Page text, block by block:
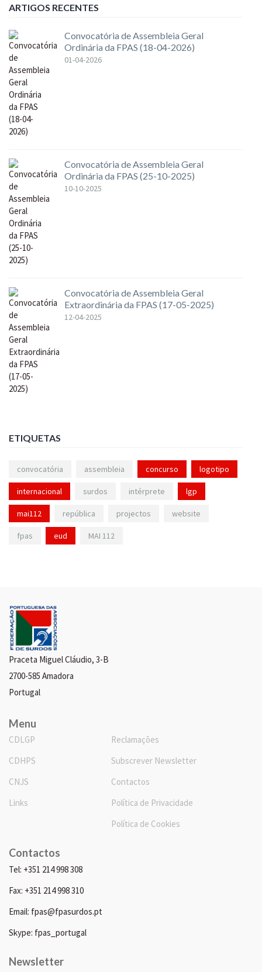
ARTIGOS RECENTES
Convocatória de Assembleia Geral
Ordinária da FPAS (18-04-2026)
01-04-2026
Convocatória de Assembleia Geral
Ordinária da FPAS (25-10-2025)
10-10-2025
Convocatória de Assembleia Geral
Extraordinária da FPAS (17-05-2025)
12-04-2025
ETIQUETAS
convocatória assembleia concurso logotipo
internacional surdos intérprete lgp
mai112 república projectos website
fpas eud MAI 112
Praceta Miguel Cláudio, 3-B
2700-585 Amadora
Portugal
Menu
CDLGP
CDHPS
CNJS
Links
Reclamações
Subscrever Newsletter
Contactos
Política de Privacidade
Política de Cookies
Contactos
Tel: +351 214 998 308
Fax: +351 214 998 310
Email: fpas@fpasurdos.pt
Skype: fpas_portugal
Newsletter